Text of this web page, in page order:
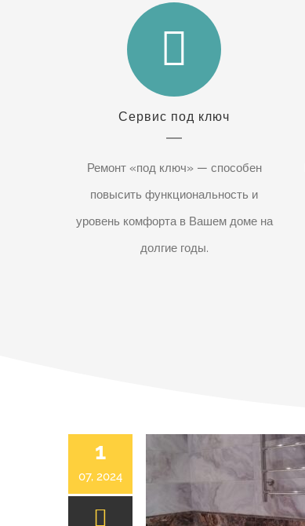
Сервис под ключ
Ремонт «под ключ» — способен
повысить функциональность и
уровень комфорта в Вашем доме на
долгие годы.
1
07, 2024